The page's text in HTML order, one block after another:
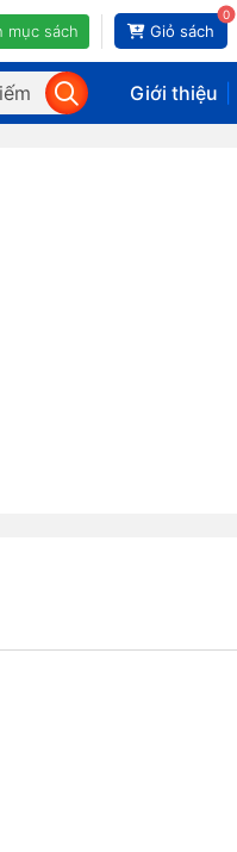
mục sách
0
Giỏ sách
Giới thiệu